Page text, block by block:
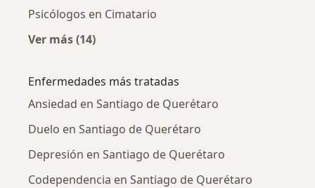
Psicólogos en Cimatario
Ver más (14)
Enfermedades más tratadas
Ansiedad en Santiago de Querétaro
Duelo en Santiago de Querétaro
Depresión en Santiago de Querétaro
Codependencia en Santiago de Querétaro